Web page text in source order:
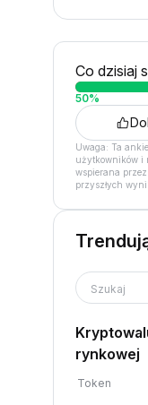
Co dzisiaj
50%
Uwaga: Ta
użytkowników i
wspierana
przyszłych
Szukaj
rynkowej
Token